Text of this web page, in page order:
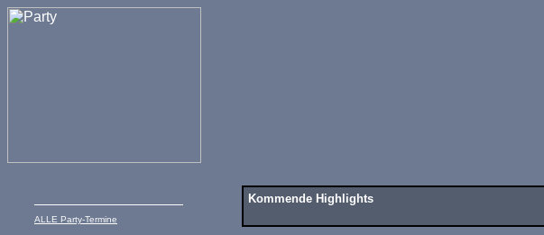
ALLE Party-Termine
Kommende Highlights